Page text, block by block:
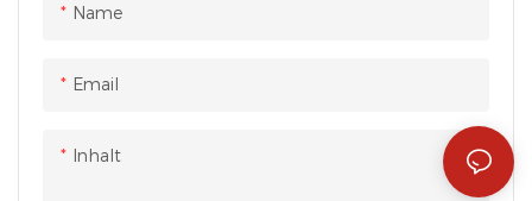
Name
Email
Inhalt
Reinheit und stabiler